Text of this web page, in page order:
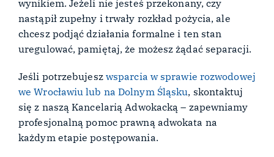
wynikiem. Jeżeli nie jesteś przekonany, czy
nastąpił zupełny i trwały rozkład pożycia, ale
chcesz podjąć działania formalne i ten stan
uregulować, pamiętaj, że możesz żądać separacji.
Jeśli potrzebujesz wsparcia w sprawie rozwodowej
we Wrocławiu lub na Dolnym Śląsku, skontaktuj
się z naszą Kancelarią Adwokacką – zapewniamy
profesjonalną pomoc prawną adwokata na
każdym etapie postępowania.